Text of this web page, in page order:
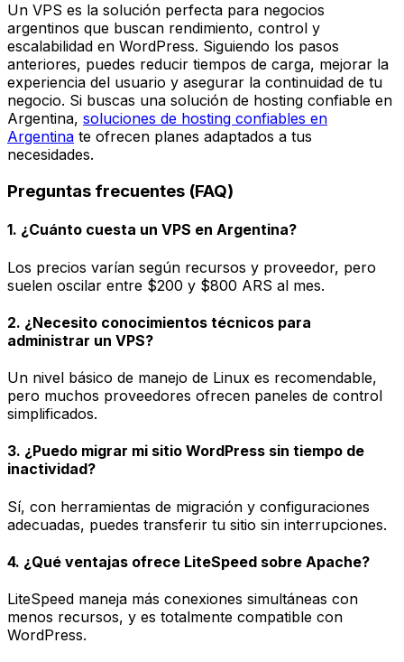
Un VPS es la solución perfecta para negocios
argentinos que buscan rendimiento, control y
escalabilidad en WordPress. Siguiendo los pasos
anteriores, puedes reducir tiempos de carga, mejorar la
experiencia del usuario y asegurar la continuidad de tu
negocio. Si buscas una solución de hosting confiable en
Argentina, soluciones de hosting confiables en
Argentina te ofrecen planes adaptados a tus
necesidades.
Preguntas frecuentes (FAQ)
1. ¿Cuánto cuesta un VPS en Argentina?
Los precios varían según recursos y proveedor, pero
suelen oscilar entre $200 y $800 ARS al mes.
2. ¿Necesito conocimientos técnicos para
administrar un VPS?
Un nivel básico de manejo de Linux es recomendable,
pero muchos proveedores ofrecen paneles de control
simplificados.
3. ¿Puedo migrar mi sitio WordPress sin tiempo de
inactividad?
Sí, con herramientas de migración y configuraciones
adecuadas, puedes transferir tu sitio sin interrupciones.
4. ¿Qué ventajas ofrece LiteSpeed sobre Apache?
LiteSpeed maneja más conexiones simultáneas con
menos recursos, y es totalmente compatible con
WordPress.